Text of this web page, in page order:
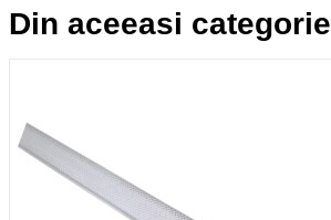
Din aceeasi categorie